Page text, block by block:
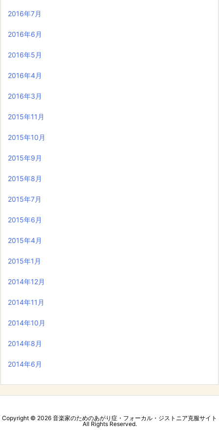
2016年7月
2016年6月
2016年5月
2016年4月
2016年3月
2015年11月
2015年10月
2015年9月
2015年8月
2015年7月
2015年6月
2015年4月
2015年1月
2014年12月
2014年11月
2014年10月
2014年8月
2014年6月
Copyright © 2026 音楽家のためのあがり症・フォーカル・ジストニア克服サイト
All Rights Reserved.